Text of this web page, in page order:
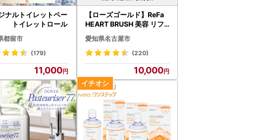
ナルトイレットペー
トイレットロール
都留市
(179)
11,000
【ローズゴールド】ReFa
HEART BRUSH 美容 リフ
ァ ハートブラシ ヘアケア
人気 ブラシ
愛知県名古屋市
(220)
10,000